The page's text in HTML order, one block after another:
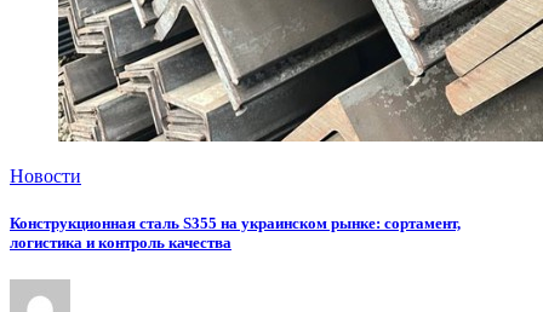
Новости
Конструкционная сталь S355 на украинском рынке: сортамент,
логистика и контроль качества